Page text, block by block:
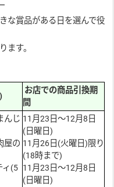
な賞品がある日を選んで役
ます。
お店での商品引換期
間
んじ
屋の
ィ(5
11月23日～12月8日
(日曜日)
11月26日(火曜日)限り
(18時まで)
11月23日～12月8日
(日曜日)